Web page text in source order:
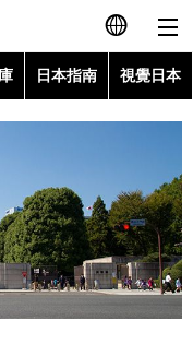
日本語
简体字
Français
Español
日本指南 視覺日本